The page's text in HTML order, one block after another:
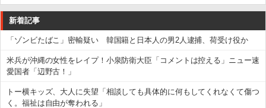
新着記事
「ゾンビたばこ」密輸疑い 韓国籍と日本人の男2人逮捕、荷受け役か
米兵が沖縄の女性をレイプ！小泉防衛大臣「コメントは控える」ニュー速
愛国者「辺野古！」
トー横キッズ、大人に失望「相談しても具体的に何もしてくれなくて傷つ
く。福祉は自由が奪われる」